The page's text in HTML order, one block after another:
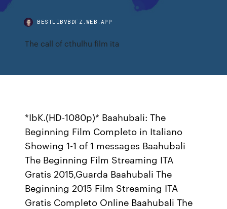
BESTLIBVBDFZ.WEB.APP
The call of cthulhu film ita
*IbK.(HD-1080p)* Baahubali: The
Beginning Film Completo in Italiano
Showing 1-1 of 1 messages Baahubali
The Beginning Film Streaming ITA
Gratis 2015,Guarda Baahubali The
Beginning 2015 Film Streaming ITA
Gratis Completo Online Baahubali The